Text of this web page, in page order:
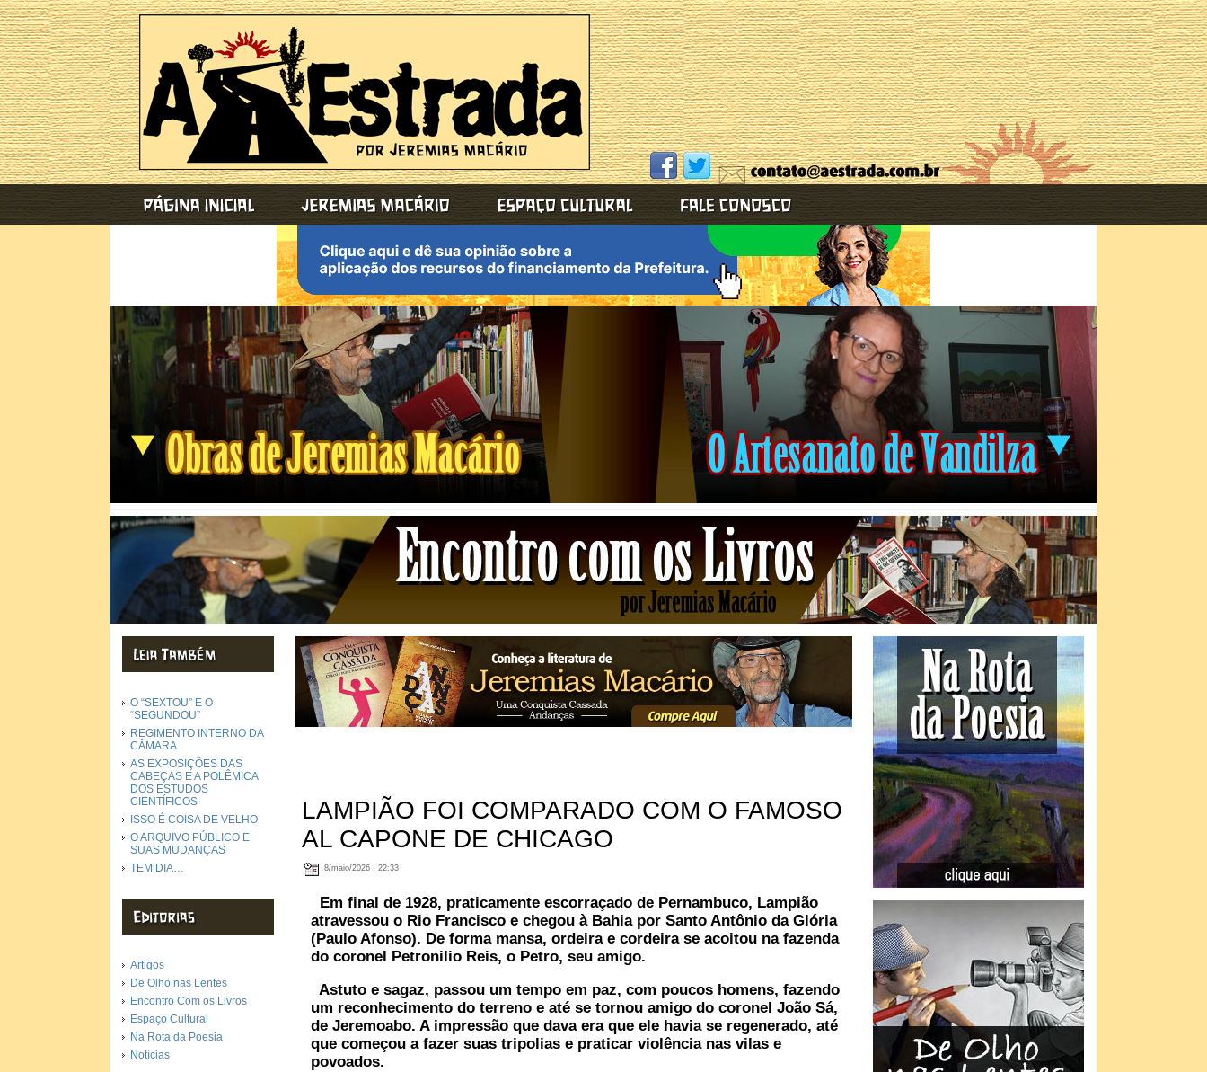
O “SEXTOU” E O
“SEGUNDOU”
REGIMENTO INTERNO DA
CÂMARA
AS EXPOSIÇÕES DAS
CABEÇAS E A POLÊMICA
DOS ESTUDOS
CIENTÍFICOS
ISSO É COISA DE VELHO
O ARQUIVO PÚBLICO E
SUAS MUDANÇAS
TEM DIA…
Artigos
De Olho nas Lentes
Encontro Com os Livros
Espaço Cultural
Na Rota da Poesia
Notícias
LAMPIÃO FOI COMPARADO COM O FAMOSO
AL CAPONE DE CHICAGO
8/maio/2026 . 22:33
Em final de 1928, praticamente escorraçado de Pernambuco, Lampião
atravessou o Rio Francisco e chegou à Bahia por Santo Antônio da Glória
(Paulo Afonso). De forma mansa, ordeira e cordeira se acoitou na fazenda
do coronel Petronilio Reis, o Petro, seu amigo.
Astuto e sagaz, passou um tempo em paz, com poucos homens, fazendo
um reconhecimento do terreno e até se tornou amigo do coronel João Sá,
de Jeremoabo. A impressão que dava era que ele havia se regenerado, até
que começou a fazer suas tripolias e praticar violência nas vilas e
povoados.